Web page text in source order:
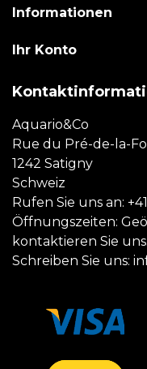
Informationen
Ihr Konto
Aquario&Co
Rue du Pré-de-la-
1242 Satigny
Schweiz
Rufen Sie uns an:
Öffnungszeiten:
kontaktieren Sie uns.
Schreiben Sie uns: